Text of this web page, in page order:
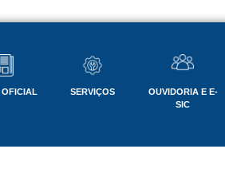
SERVIÇOS
OUVIDORIA E E-
SIC